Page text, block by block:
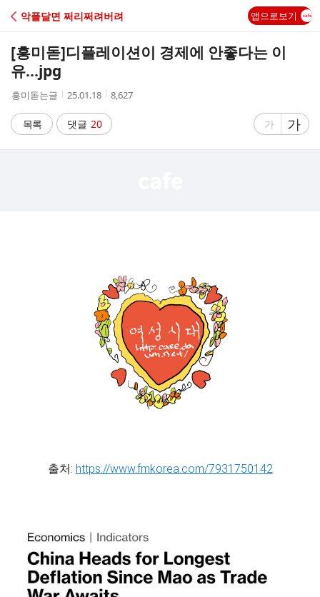
C
A
악플달면 쩌리쩌려버려 앱으로보기
[흥미돋]디플레이션이 경제에 안좋다는 이
유...jpg
작
자
흥미돋는글
작
시
간
25.01.18
조
수
8,627
목록 댓글 20
글
가
글
자
가
출처: https://www.fmkorea.com/7931750142